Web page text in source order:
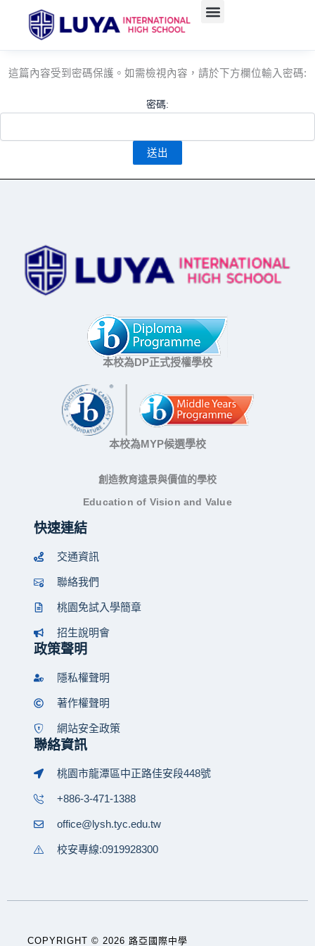
內這篇內容受到密碼保護。如需檢視內容，請於下方欄位輸入密碼:
密碼:
本校為DP正式授權學校
本校為MYP候選學校
創造教育遠景與價值的學校
Education of Vision and Value
快速連結
交通資訊
聯絡我們
桃園免試入學簡章
招生說明會
政策聲明
隱私權聲明
著作權聲明
網站安全政策
聯絡資訊
桃園市龍潭區中正路佳安段448號
+886-3-471-1388
office@lysh.tyc.edu.tw
校安專線:0919928300
COPYRIGHT © 2026 路亞國際中學